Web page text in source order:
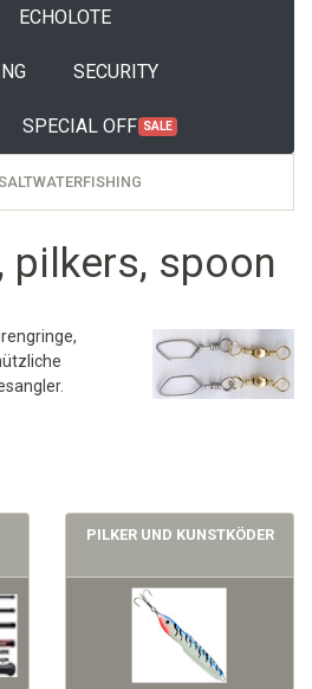
ECHOLOTE
SECURITY
SPECIAL OFFERS
SALE
pilkers, spoon
PILKER UND KUNSTKÖDER